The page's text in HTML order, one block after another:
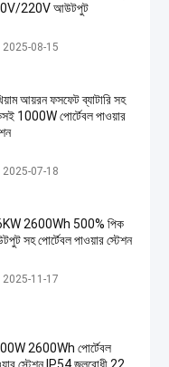
220V আউটপুট
Sine Wave Power Inverter
2025-08-15
আয়রন ফসফেট ব্যাটারি সহ
1000W পোর্টেবল পাওয়ার
পাওয়ার স্টেশন
2025-07-18
2600Wh 500% পিক
সহ পোর্টেবল পাওয়ার স্টেশন
পাওয়ার স্টেশন
2025-11-17
2600Wh পোর্টেবল